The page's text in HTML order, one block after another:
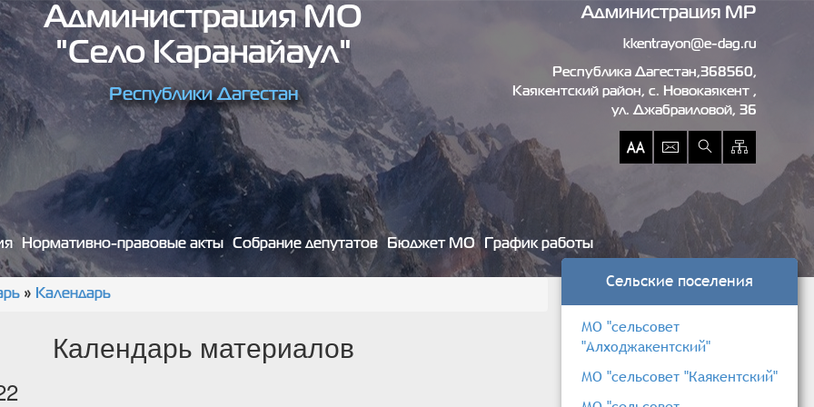
Администрация МО
"село Каранайаул"
Республики Дагестан
Администрация МР
kkentrayon@e-dag.ru
Республика Дагестан,368560,
Каякентский район, c. Новокаякент ,
ул. Джабраиловой, 36
Нормативно-правовые акты Собрание депутатов Бюджет МО График работы
» Календарь
Календарь материалов
Сельские поселения
МО "сельсовет
"Алходжакентский"
МО "сельсовет "Каякентский"